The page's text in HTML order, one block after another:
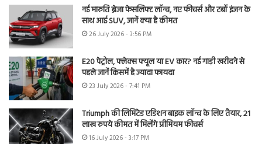
नई मारुति ब्रेजा फेसलिफ्ट लॉन्च, नए फीचर्स और टर्बो इंजन के
साथ आई SUV, जानें क्या है कीमत
26 July 2026 - 3:56 PM
E20 पेट्रोल, फ्लेक्स फ्यूल या EV कार? नई गाड़ी खरीदने से
पहले जानें किसमें है ज्यादा फायदा
23 July 2026 - 7:41 PM
Triumph की लिमिटेड एडिशन बाइक लॉन्च के लिए तैयार, 21
लाख रुपये कीमत में मिलेंगे प्रीमियम फीचर्स
16 July 2026 - 3:17 PM